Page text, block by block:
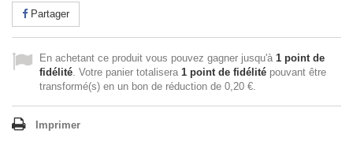
Partager
En achetant ce produit vous pouvez gagner jusqu'à 1 point de
fidélité. Votre panier totalisera 1 point de fidélité pouvant être
transformé(s) en un bon de réduction de 0,20 €.
Imprimer